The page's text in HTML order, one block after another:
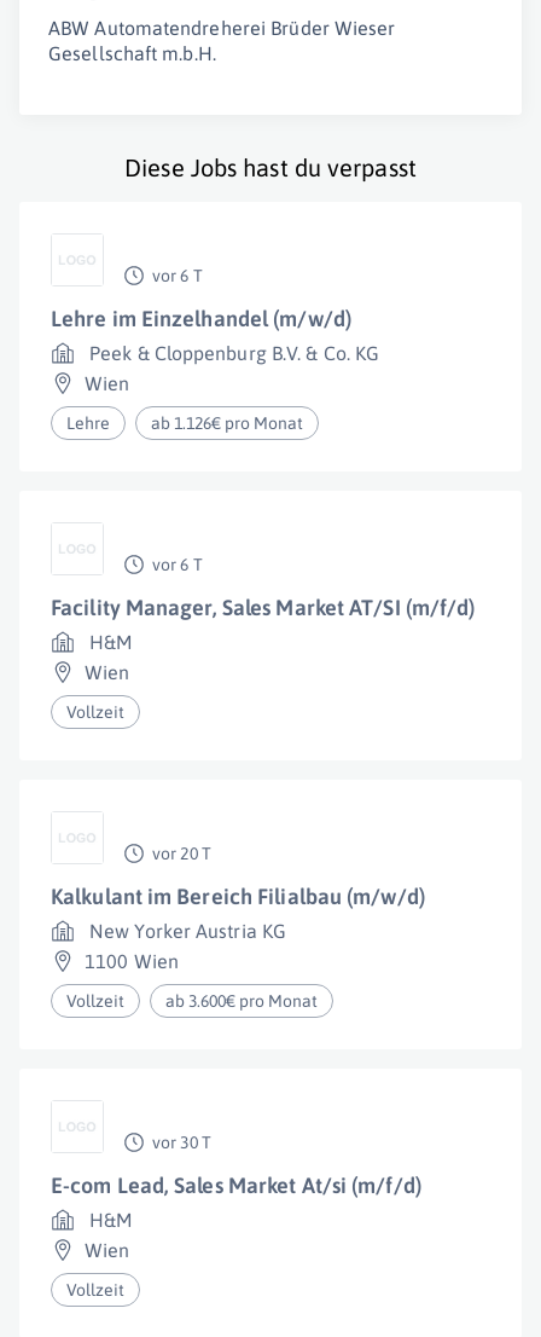
ABW Automatendreherei Brüder Wieser
Gesellschaft m.b.H.
Diese Jobs hast du verpasst
vor 6 T
Lehre im Einzelhandel (m/w/d)
Peek & Cloppenburg B.V. & Co. KG
Wien
Lehre ab 1.126€ pro Monat
vor 6 T
Facility Manager, Sales Market AT/SI (m/f/d)
H&M
Wien
Vollzeit
vor 20 T
Kalkulant im Bereich Filialbau (m/w/d)
New Yorker Austria KG
1100 Wien
Vollzeit ab 3.600€ pro Monat
vor 30 T
E-com Lead, Sales Market At/si (m/f/d)
H&M
Wien
Vollzeit